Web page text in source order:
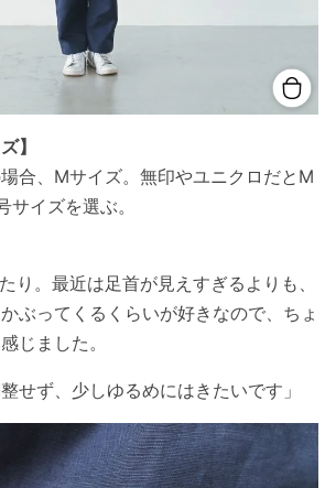
】
合、Mサイズ。無印やユニクロだとM
イズを選ぶ。
り。最近は足首が見えすぎるよりも、
ぶってくるくらいが好きなので、ちょ
じました。
せず、少しゆるめにはきたいです」